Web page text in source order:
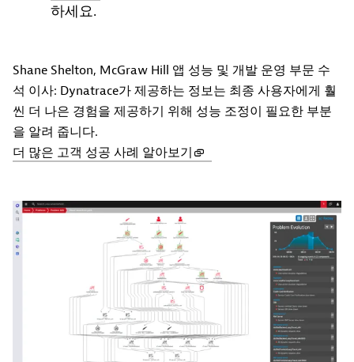
하세요.
Shane Shelton, McGraw Hill 앱 성능 및 개발 운영 부문 수
석 이사: Dynatrace가 제공하는 정보는 최종 사용자에게 훨
씬 더 나은 경험을 제공하기 위해 성능 조정이 필요한 부분
을 알려 줍니다.
더 많은 고객 성공 사례 알아보기